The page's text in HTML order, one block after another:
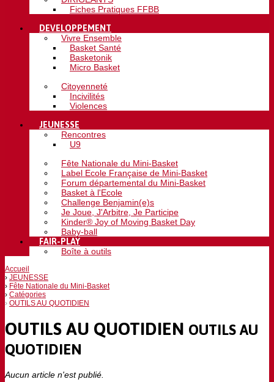
Fiches Pratiques FFBB
DEVELOPPEMENT
Vivre Ensemble
Basket Santé
Basketonik
Micro Basket
Citoyenneté
Incivilités
Violences
JEUNESSE
Rencontres
U9
Fête Nationale du Mini-Basket
Label Ecole Française de Mini-Basket
Forum départemental du Mini-Basket
Basket à l'Ecole
Challenge Benjamin(e)s
Je Joue, J'Arbitre, Je Participe
Kinder® Joy of Moving Basket Day
Baby-ball
FAIR-PLAY
Boîte à outils
Accueil
JEUNESSE
Fête Nationale du Mini-Basket
Catégories
OUTILS AU QUOTIDIEN
OUTILS AU QUOTIDIEN OUTILS AU
QUOTIDIEN
Aucun article n'est publié.